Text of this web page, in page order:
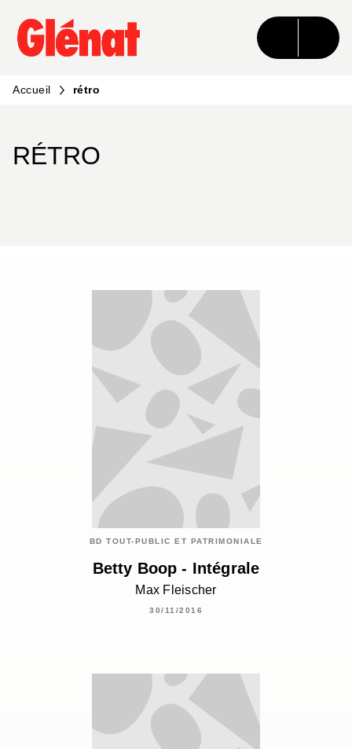
MENU RECHERCHE CONTENU
PIED DE PAGE
Accueil rétro
RÉTRO
BD TOUT-PUBLIC ET PATRIMONIALE
Betty Boop - Intégrale
Max Fleischer
30/11/2016